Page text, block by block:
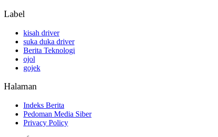
Label
kisah driver
suka duka driver
Berita Teknologi
ojol
gojek
Halaman
Indeks Berita
Pedoman Media Siber
Privacy Policy